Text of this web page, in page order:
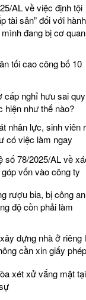
AL về việc định tội
tài sản” đối với hành
đang bị cơ quan
tối cao công bố 10
cấp nghỉ hưu sai quy
hiện như thế nào?
nhân lực, sinh viên
có việc làm ngay
số 78/2025/AL về
vốn vào công ty
rượu bia, bị công an
độ cồn phải làm
dựng nhà ở riêng
cần xin giấy phép
xét xử vắng mặt tại